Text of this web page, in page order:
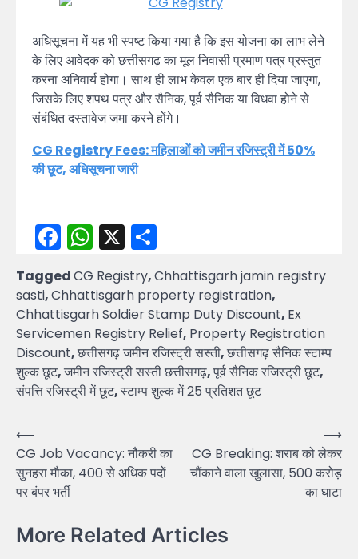
अधिसूचना में यह भी स्पष्ट किया गया है कि इस योजना का लाभ लेने
के लिए आवेदक को छत्तीसगढ़ का मूल निवासी प्रमाण पत्र प्रस्तुत
करना अनिवार्य होगा। साथ ही लाभ केवल एक बार ही दिया जाएगा,
जिसके लिए शपथ पत्र और सैनिक, पूर्व सैनिक या विधवा होने से
संबंधित दस्तावेज जमा करने होंगे।
CG Registry Fees: महिलाओं को जमीन रजिस्ट्री में 50%
की छूट, अधिसूचना जारी
Facebook
WhatsApp
X
TaggedCG Registry,Chhattisgarh jamin registry
sasti,Chhattisgarh property registration,
Chhattisgarh Soldier Stamp Duty Discount, Ex
Servicemen Registry Relief, Property Registration
Discount,छत्तीसगढ़ जमीन रजिस्ट्री सस्ती,छत्तीसगढ़ सैनिक स्टाम्प
शुल्क छूट,जमीन रजिस्ट्री सस्ती छत्तीसगढ़,पूर्व सैनिक रजिस्ट्री छूट,
संपत्ति रजिस्ट्री में छूट,स्टाम्प शुल्क में 25 प्रतिशत छूट
Post
navigation
⟵
CG Job Vacancy: नौकरी का
सुनहरा मौका, 400 से अधिक पदों
पर बंपर भर्ती
CG Breaking: शराब को लेकर
चौंकाने वाला खुलासा, 500 करोड़
का घाटा
⟶
More Related Articles